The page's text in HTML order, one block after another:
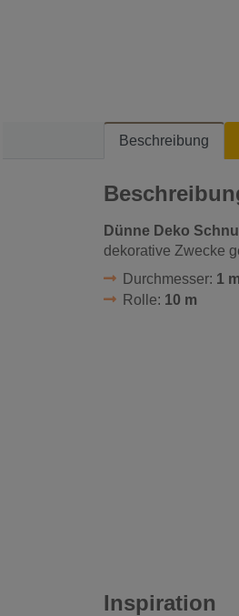
Beschreibung
Dünne Deko
dekorative Zwecke
Durchmesser: 1
Rolle: 10 m
Inspiration